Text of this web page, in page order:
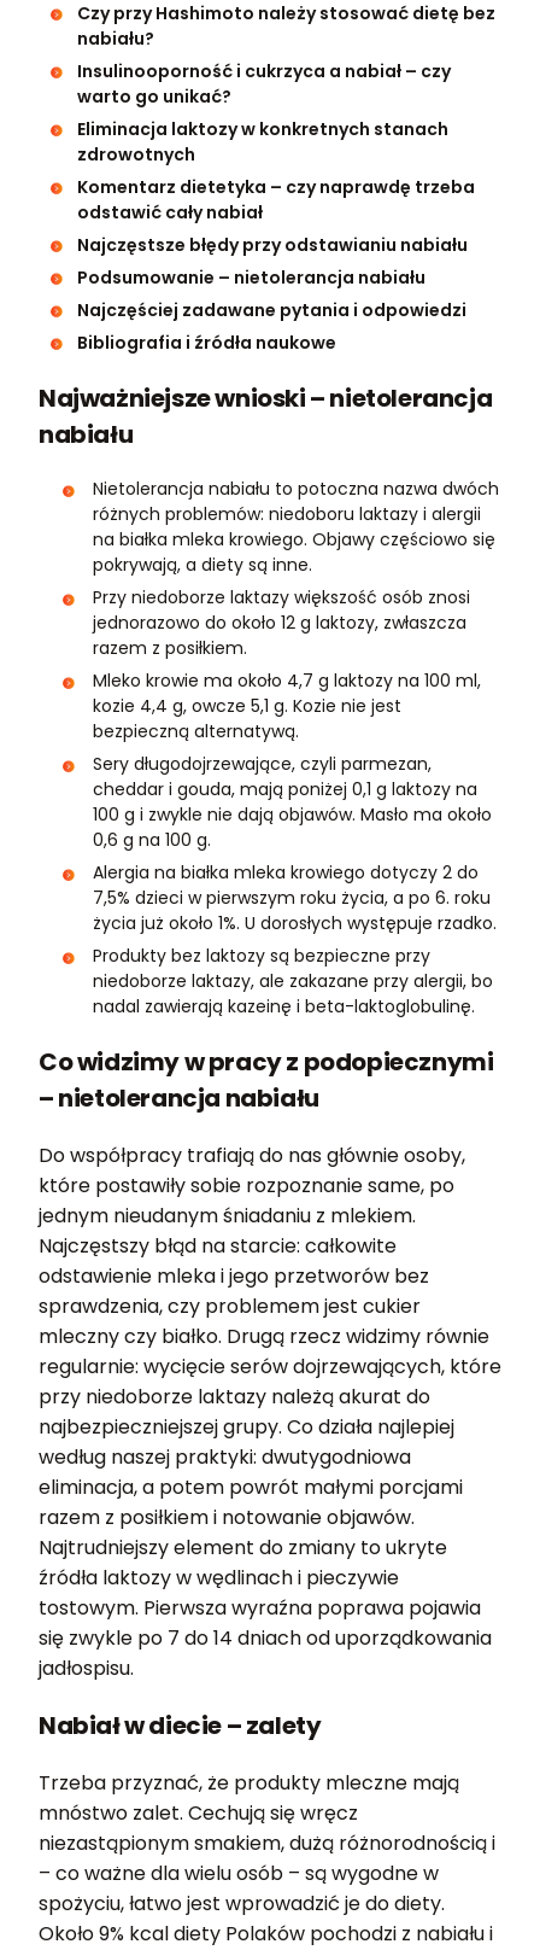
Czy przy Hashimoto należy stosować dietę bez
nabiału?
Insulinooporność i cukrzyca a nabiał – czy
warto go unikać?
Eliminacja laktozy w konkretnych stanach
zdrowotnych
Komentarz dietetyka – czy naprawdę trzeba
odstawić cały nabiał
Najczęstsze błędy przy odstawianiu nabiału
Podsumowanie – nietolerancja nabiału
Najczęściej zadawane pytania i odpowiedzi
Bibliografia i źródła naukowe
Najważniejsze wnioski – nietolerancja
nabiału
Nietolerancja nabiału to potoczna nazwa dwóch
różnych problemów: niedoboru laktazy i alergii
na białka mleka krowiego. Objawy częściowo się
pokrywają, a diety są inne.
Przy niedoborze laktazy większość osób znosi
jednorazowo do około 12 g laktozy, zwłaszcza
razem z posiłkiem.
Mleko krowie ma około 4,7 g laktozy na 100 ml,
kozie 4,4 g, owcze 5,1 g. Kozie nie jest
bezpieczną alternatywą.
Sery długodojrzewające, czyli parmezan,
cheddar i gouda, mają poniżej 0,1 g laktozy na
100 g i zwykle nie dają objawów. Masło ma około
0,6 g na 100 g.
Alergia na białka mleka krowiego dotyczy 2 do
7,5% dzieci w pierwszym roku życia, a po 6. roku
życia już około 1%. U dorosłych występuje rzadko.
Produkty bez laktozy są bezpieczne przy
niedoborze laktazy, ale zakazane przy alergii, bo
nadal zawierają kazeinę i beta-laktoglobulinę.
Co widzimy w pracy z podopiecznymi
– nietolerancja nabiału
Do współpracy trafiają do nas głównie osoby,
które postawiły sobie rozpoznanie same, po
jednym nieudanym śniadaniu z mlekiem.
Najczęstszy błąd na starcie: całkowite
odstawienie mleka i jego przetworów bez
sprawdzenia, czy problemem jest cukier
mleczny czy białko. Drugą rzecz widzimy równie
regularnie: wycięcie serów dojrzewających, które
przy niedoborze laktazy należą akurat do
najbezpieczniejszej grupy. Co działa najlepiej
według naszej praktyki: dwutygodniowa
eliminacja, a potem powrót małymi porcjami
razem z posiłkiem i notowanie objawów.
Najtrudniejszy element do zmiany to ukryte
źródła laktozy w wędlinach i pieczywie
tostowym. Pierwsza wyraźna poprawa pojawia
się zwykle po 7 do 14 dniach od uporządkowania
jadłospisu.
Nabiał w diecie – zalety
Trzeba przyznać, że produkty mleczne mają
mnóstwo zalet. Cechują się wręcz
niezastąpionym smakiem, dużą różnorodnością i
– co ważne dla wielu osób – są wygodne w
spożyciu, łatwo jest wprowadzić je do diety.
Około 9% kcal diety Polaków pochodzi z nabiału i